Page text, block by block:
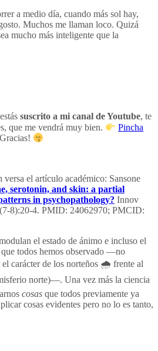
a medio día, cuando más sol hay,
Muchos me llaman loco. Quizá
mucho más inteligente que la
suscrito a mi canal de Youtube, te
que me vendrá muy bien.
Pincha
el artículo académico: Sansone
serotonin, and skin: a partial
in psychopathology? Innov
8):20-4. PMID: 24062970; PMCID:
el estado de ánimo e incluso el
que todos hemos observado —no
el carácter de los norteños 🌧 frente al
norte)—. Una vez más la ciencia
cosas que todos previamente ya
cosas evidentes pero no lo es tanto,